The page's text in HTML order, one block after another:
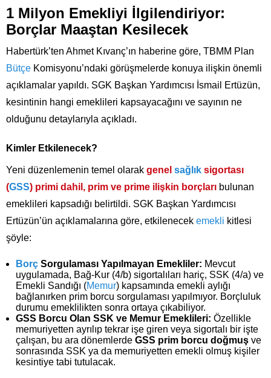
1 Milyon Emekliyi İlgilendiriyor:
Borçlar Maaştan Kesilecek
Habertürk’ten Ahmet Kıvanç’ın haberine göre, TBMM Plan
Bütçe Komisyonu’ndaki görüşmelerde konuya ilişkin önemli
açıklamalar yapıldı. SGK Başkan Yardımcısı İsmail Ertüzün,
kesintinin hangi emeklileri kapsayacağını ve sayının ne
olduğunu detaylarıyla açıkladı.
Kimler Etkilenecek?
Yeni düzenlemenin temel olarak genel sağlık sigortası
(GSS) primi dahil, prim ve prime ilişkin borçları bulunan
emeklileri kapsadığı belirtildi. SGK Başkan Yardımcısı
Ertüzün’ün açıklamalarına göre, etkilenecek emekli kitlesi
şöyle:
Borç Sorgulaması Yapılmayan Emekliler: Mevcut
uygulamada, Bağ-Kur (4/b) sigortalıları hariç, SSK (4/a) ve
Emekli Sandığı (Memur) kapsamında emekli aylığı
bağlanırken prim borcu sorgulaması yapılmıyor. Borçluluk
durumu emeklilikten sonra ortaya çıkabiliyor.
GSS Borcu Olan SSK ve Memur Emeklileri: Özellikle
memuriyetten ayrılıp tekrar işe giren veya sigortalı bir işte
çalışan, bu ara dönemlerde GSS prim borcu doğmuş ve
sonrasında SSK ya da memuriyetten emekli olmuş kişiler
kesintiye tabi tutulacak.